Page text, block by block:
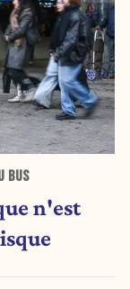
BUS
n'est